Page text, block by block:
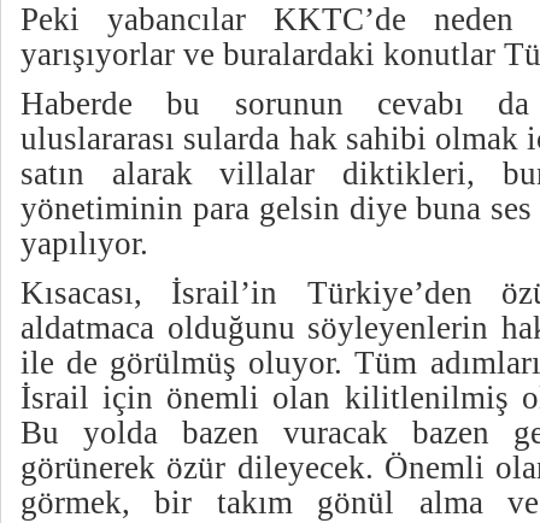
Peki yabancılar KKTC’de
yarışıyorlar ve buralardaki konutlar
Haberde bu sorunun cevabı da
uluslararası sularda hak sahibi
satın alarak villalar diktikleri,
yönetiminin para gelsin diye buna ses
yapılıyor.
Kısacası, İsrail’in Türkiye’den
aldatmaca olduğunu söyleyenlerin
ile de görülmüş oluyor. Tüm
İsrail için önemli olan kilitlenilmiş
Bu yolda bazen vuracak bazen
görünerek özür dileyecek. Önemli
görmek, bir takım gönül alma ve